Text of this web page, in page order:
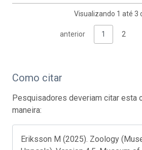
Visualizando 1 até 3
anterior 1 2
Como citar
Pesquisadores deveriam citar esta
maneira:
Eriksson M (2025). Zoology